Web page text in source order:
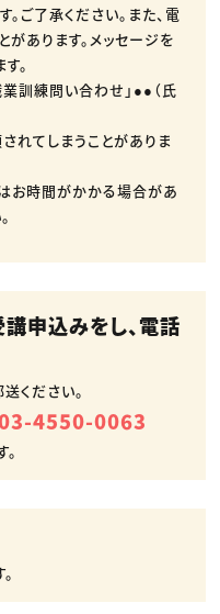
ご了承ください。また、電
あります。メッセージを
。
訓練問い合わせ」●●（氏
れてしまうことがありま
お時間がかかる場合があ
申込みをし、電話
ください。
4550-0063